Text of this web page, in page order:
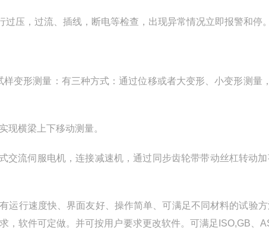
压，过流、插线，断电等检查，出现异常情况立即报警和停
样变形测量：有三种方式：通过位移或者大变形、小变形测量
现横梁上下移动测量。
交流伺服电机，连接减速机，通过同步齿轮带带动丝杠转动
运行速度快、界面友好、操作简单、可满足不同材料的试验
，软件可定做。并可按用户要求更改软件。可满足ISO,GB、